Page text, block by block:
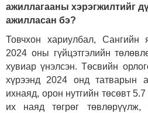
ажиллагааны хэрэгжилтийг
ажилласан бэ?
Товчхон хариулбал,
2024 оны гүйцэтгэлийн
хувиар үнэлсэн. Төсвийн
хүрээнд 2024 онд татварын
ихнаяд, орон нутгийн төсөвт
их наяд төгрөг төвлөрүүлж,